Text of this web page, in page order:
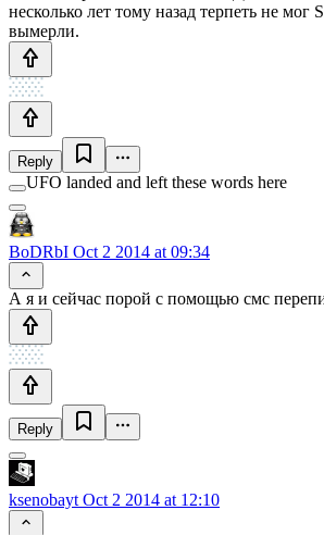
несколько лет тому назад терпеть не
вымерли.
Reply
UFO landed and left these words here
BoDRbI Oct 2 2014 at 09:34
А я и сейчас порой с помощью смс
Reply
ksenobayt Oct 2 2014 at 12:10